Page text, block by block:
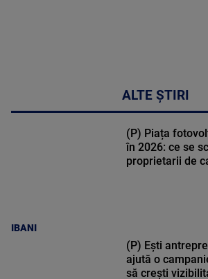
ALTE ȘTIRI
IBANI
(P) Piața
în 2026: ce se
proprietarii de
(P) Ești
ajută o
să crești